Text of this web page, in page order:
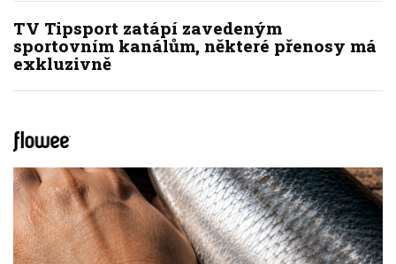
TV Tipsport zatápí zavedeným
sportovním kanálům, některé přenosy má
exkluzivně